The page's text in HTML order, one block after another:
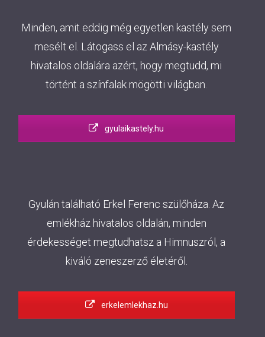
Minden, amit eddig még egyetlen kastély sem
mesélt el. Látogass el az Almásy-kastély
hivatalos oldalára azért, hogy megtudd, mi
történt a színfalak mögötti világban.
gyulaikastely.hu
Gyulán található Erkel Ferenc szülőháza. Az
emlékház hivatalos oldalán, minden
érdekességet megtudhatsz a Himnuszról, a
kiváló zeneszerző életéről.
erkelemlekhaz.hu